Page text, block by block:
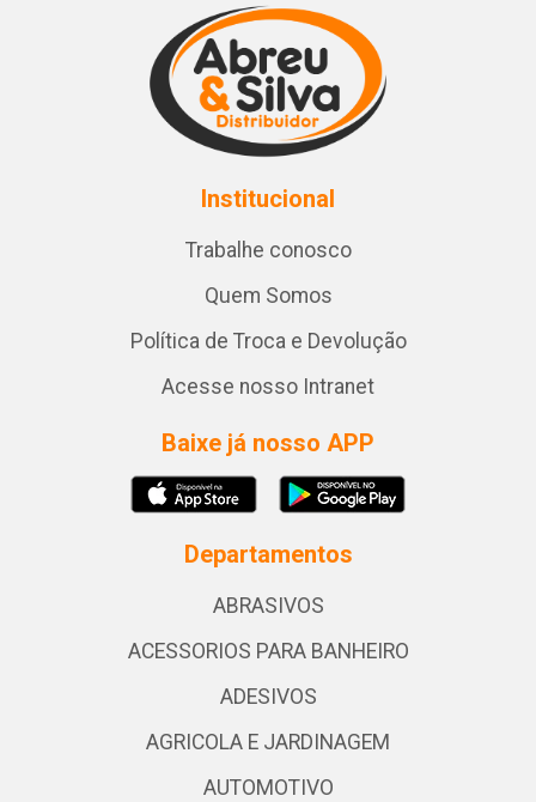
Institucional
Trabalhe conosco
Quem Somos
Política de Troca e Devolução
Acesse nosso Intranet
Baixe já nosso APP
Departamentos
ABRASIVOS
ACESSORIOS PARA BANHEIRO
ADESIVOS
AGRICOLA E JARDINAGEM
AUTOMOTIVO